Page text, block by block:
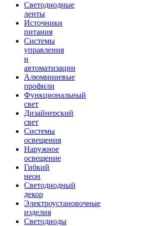
Светодиодные
ленты
Источники
питания
Системы
управления
и
автоматизации
Алюминиевые
профили
Функциональный
свет
Дизайнерский
свет
Системы
освещения
Наружное
освещение
Гибкий
неон
Светодиодный
декор
Электроустановочные
изделия
Светодиоды